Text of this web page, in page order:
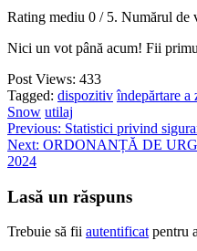
Rating mediu 0 / 5. Numărul de
Nici un vot până acum! Fii
Post Views: 433
Tagged: dispozitiv îndepărtare a
Snow utilaj
Navigare
în
Previous: Statistici privind
Next: ORDONANȚĂ DE
2024
Lasă un răspuns
Trebuie să fii autentificat pentru